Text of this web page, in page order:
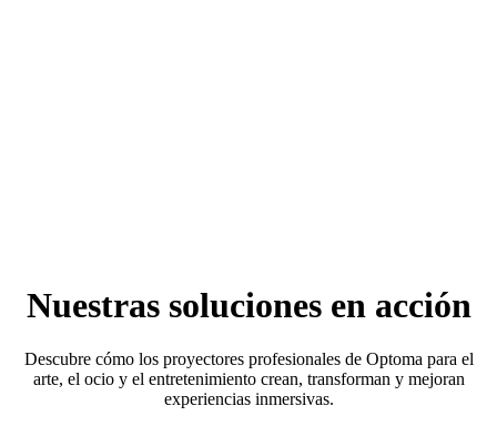
Nuestras soluciones en acción
Descubre cómo los proyectores profesionales de Optoma para el
arte, el ocio y el entretenimiento crean, transforman y mejoran
experiencias inmersivas.